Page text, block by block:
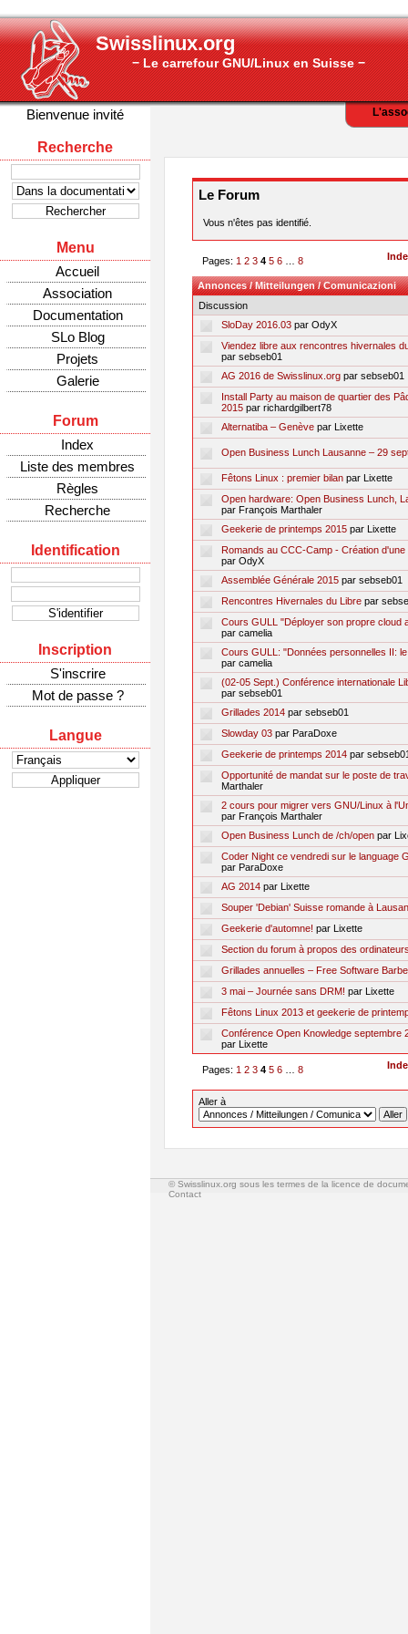
Swisslinux.org
− Le carrefour GNU/Linux en Suisse −
Bienvenue invité
Recherche
Menu
Accueil
Association
Documentation
SLo Blog
Projets
Galerie
Forum
Index
Liste des membres
Règles
Recherche
Identification
Inscription
S'inscrire
Mot de passe ?
Langue
Le Forum
Vous n'êtes pas identifié.
Pages: 1 2 3 4 5 6 8
Annonces / Mitteilungen / Comunicazioni
Discussion
SloDay 2016.03 par OdyX
Viendez libre aux rencontres hivernales
par sebseb01
AG 2016 de Swisslinux.org par sebseb01
Install Party au maison de quartier des
2015 par richardgilbert78
Alternatiba – Genève par Lixette
Open Business Lunch Lausanne – 29
Fêtons Linux : premier bilan par Lixette
Open hardware: Open Business Lunch,
par François Marthaler
Geekerie de printemps 2015 par Lixette
Romands au CCC-Camp - Création d'une
par OdyX
Assemblée Générale 2015 par sebseb01
Rencontres Hivernales du Libre par
Cours GULL "Déployer son propre cloud
par camelia
Cours GULL: "Données personnelles II:
par camelia
(02-05 Sept.) Conférence internationale
par sebseb01
Grillades 2014 par sebseb01
Slowday 03 par ParaDoxe
Geekerie de printemps 2014 par
Opportunité de mandat sur le poste de
Marthaler
2 cours pour migrer vers GNU/Linux à
par François Marthaler
Open Business Lunch de /ch/open par
Coder Night ce vendredi sur le language
par ParaDoxe
AG 2014 par Lixette
Souper 'Debian' Suisse romande à
Geekerie d'automne! par Lixette
Section du forum à propos des
Grillades annuelles – Free Software
3 mai – Journée sans DRM! par Lixette
Fêtons Linux 2013 et geekerie de
Conférence Open Knowledge septembre
par Lixette
Pages: 1 2 3 4 5 6 8
Aller à
© Swisslinux.org sous les termes de la licence de
Contact